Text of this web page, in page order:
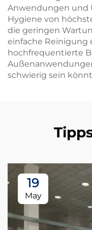
Anwendungen und
Hygiene von
die geringen
einfache Reinigung
hochfrequentierte
schwierig sein
19
May